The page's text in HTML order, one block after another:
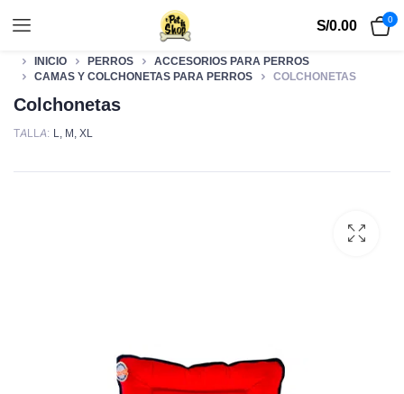
S/0.00 0
INICIO PERROS
ACCESORIOS PARA PERROS
CAMAS Y COLCHONETAS PARA PERROS
COLCHONETAS
Colchonetas
TALLA L, M, XL